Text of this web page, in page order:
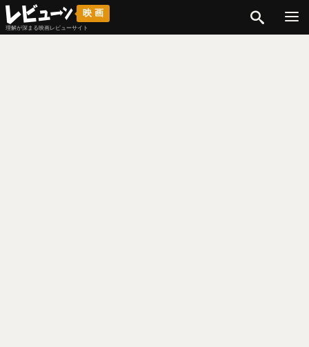
映画
理解が深まる映画レビューサイト